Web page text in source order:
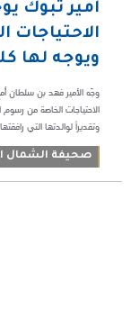
أمير تبوك
ويوجه لها
وجّه الأمير فهد بن سلطان
الاحتياجات الخاصة من
وتقديراً لوالدتها التي
صحيفة الشمال